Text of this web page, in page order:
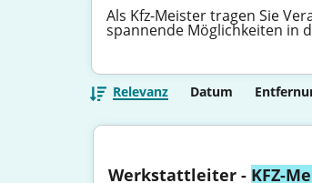
Als Kfz-Meister tragen Sie
spannende Möglichkeiten in
Relevanz Datum
Werkstattleiter - KFZ-